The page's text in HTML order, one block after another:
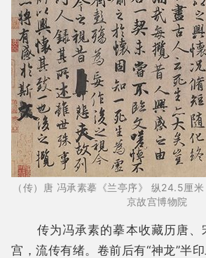
（传）唐 冯承素摹《兰亭序》 纵24.5厘
京故宫博物院
传为冯承素的摹本收藏历唐、
宫，流传有绪。卷前后有“神龙”半